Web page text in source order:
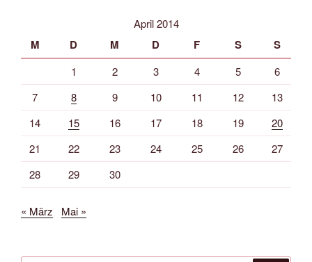
April 2014
M D M D F S S
1 2 3 4 5
6
7
8 9 10 11 12
13
14
15 16 17 18 19
20
21
22 23 24 25 26
27
28
29 30
« März Mai »